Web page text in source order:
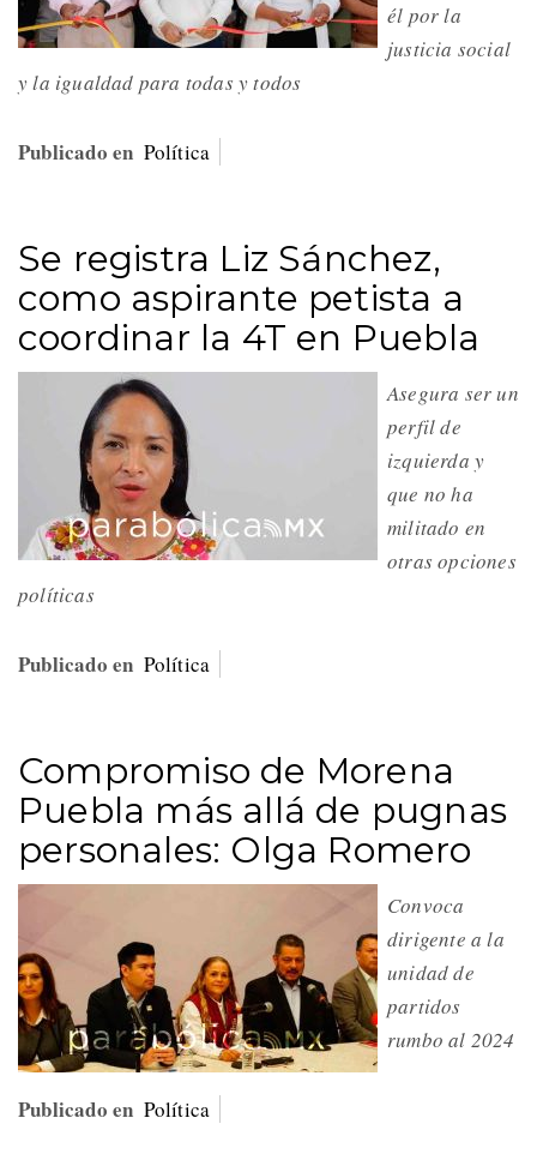
él por la
justicia social
y la igualdad para todas y todos
Publicado en Política
Se registra Liz Sánchez,
como aspirante petista a
coordinar la 4T en Puebla
Asegura ser un
perfil de
izquierda y
que no ha
militado en
otras opciones
políticas
Publicado en Política
Compromiso de Morena
Puebla más allá de pugnas
personales: Olga Romero
Convoca
dirigente a la
unidad de
partidos
rumbo al 2024
Publicado en Política